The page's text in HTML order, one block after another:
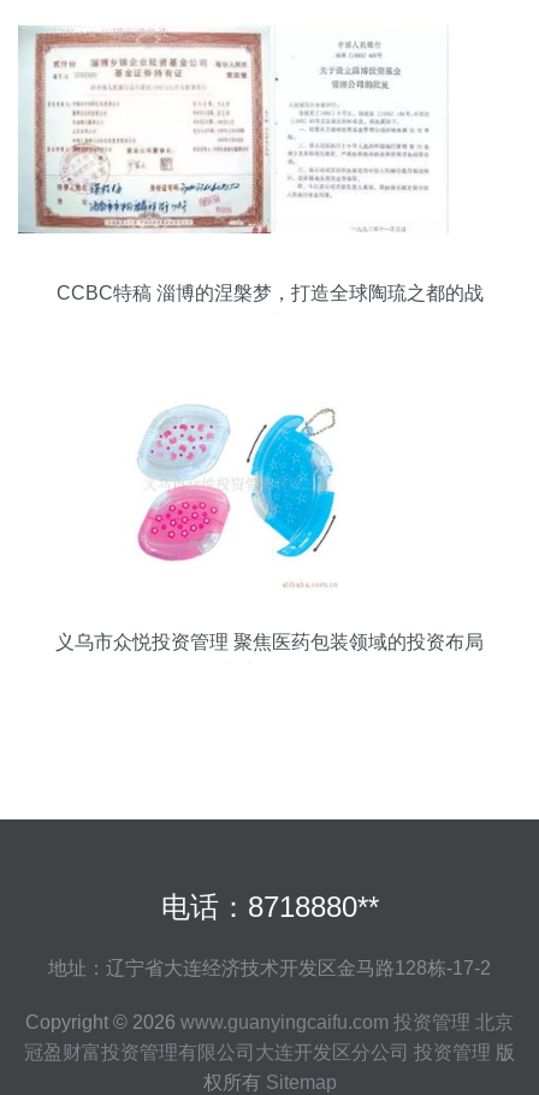
CCBC特稿 淄博的涅槃梦，打造全球陶琉之都的战
义乌市众悦投资管理 聚焦医药包装领域的投资布局
电话：8718880**
地址：辽宁省大连经济技术开发区金马路128栋-17-2
Copyright © 2026 www.guanyingcaifu.com 投资管理 北京
冠盈财富投资管理有限公司大连开发区分公司 投资管理 版
权所有 Sitemap